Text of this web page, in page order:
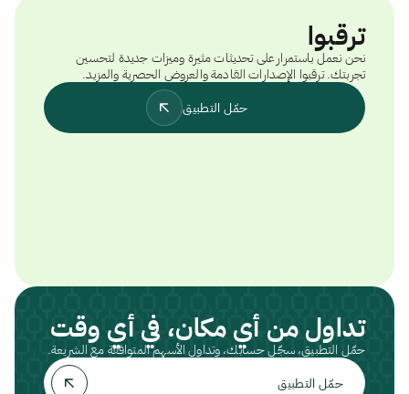
ترقبوا
نحن نعمل باستمرار على تحديثات مثيرة وميزات جديدة لتحسين
تجربتك. ترقبوا الإصدارات القادمة والعروض الحصرية والمزيد.
حمّل التطبيق
تداول من أي مكان، في أي وقت
حمّل التطبيق، سجّل حسابك، وتداول الأسهم المتوافقة مع الشريعة.
حمّل التطبيق